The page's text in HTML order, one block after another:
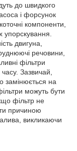
до швидкого
і форсунок
компоненти,
двигуна,
речовини,
фільтри
Зазвичай,
замінюється на
можуть бути
фільтр не
причиною
викликаючи